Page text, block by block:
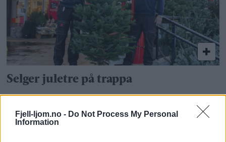
Fjell-ljom.no - Do Not Process My Personal
Information
Selger juletre på trappa